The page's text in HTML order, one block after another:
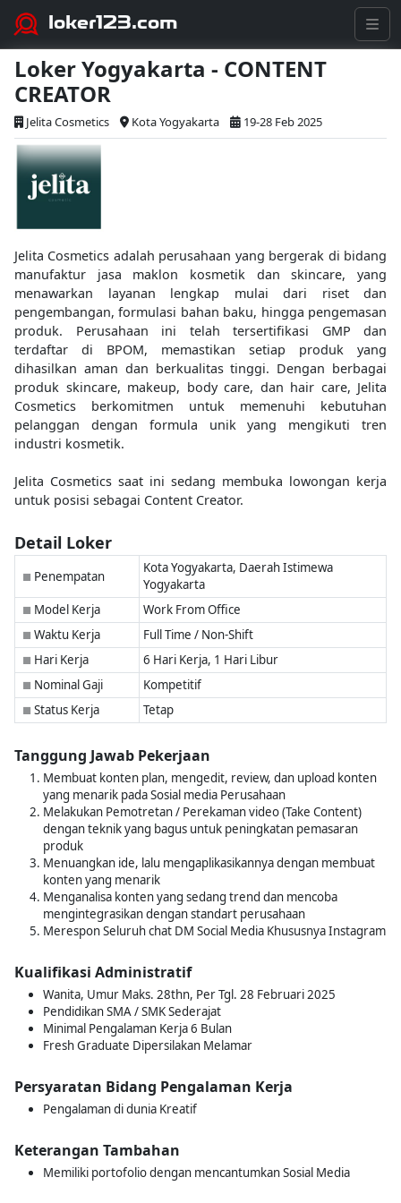
loker123.com
Loker Yogyakarta - CONTENT
CREATOR
Jelita Cosmetics Kota Yogyakarta 19-28 Feb 2025
Jelita Cosmetics adalah perusahaan yang bergerak di bidang
manufaktur jasa maklon kosmetik dan skincare, yang
menawarkan layanan lengkap mulai dari riset dan
pengembangan, formulasi bahan baku, hingga pengemasan
produk. Perusahaan ini telah tersertifikasi GMP dan
terdaftar di BPOM, memastikan setiap produk yang
dihasilkan aman dan berkualitas tinggi. Dengan berbagai
produk skincare, makeup, body care, dan hair care, Jelita
Cosmetics berkomitmen untuk memenuhi kebutuhan
pelanggan dengan formula unik yang mengikuti tren
industri kosmetik.
Jelita Cosmetics saat ini sedang membuka lowongan kerja
untuk posisi sebagai Content Creator.
Detail Loker
■ Penempatan
Kota Yogyakarta, Daerah Istimewa
Yogyakarta
■ Model Kerja Work From Office
■ Waktu Kerja Full Time / Non-Shift
■ Hari Kerja 6 Hari Kerja, 1 Hari Libur
■ Nominal Gaji Kompetitif
■ Status Kerja Tetap
Tanggung Jawab Pekerjaan
Membuat konten plan, mengedit, review, dan upload konten
yang menarik pada Sosial media Perusahaan
Melakukan Pemotretan / Perekaman video (Take Content)
dengan teknik yang bagus untuk peningkatan pemasaran
produk
Menuangkan ide, lalu mengaplikasikannya dengan membuat
konten yang menarik
Menganalisa konten yang sedang trend dan mencoba
mengintegrasikan dengan standart perusahaan
Merespon Seluruh chat DM Social Media Khususnya Instagram
Kualifikasi Administratif
Wanita, Umur Maks. 28thn, Per Tgl. 28 Februari 2025
Pendidikan SMA / SMK Sederajat
Minimal Pengalaman Kerja 6 Bulan
Fresh Graduate Dipersilakan Melamar
Persyaratan Bidang Pengalaman Kerja
Pengalaman di dunia Kreatif
Keterangan Tambahan
Memiliki portofolio dengan mencantumkan Sosial Media